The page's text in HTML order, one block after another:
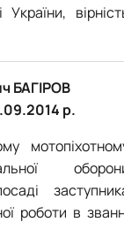
України,
БАГІРОВ
р.
роботи в